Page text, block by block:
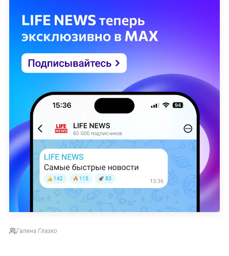
Галина Глазко